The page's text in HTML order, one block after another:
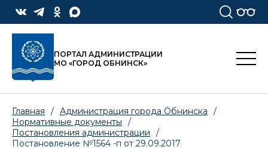
ПОРТАЛ АДМИНИСТРАЦИИ
МО «ГОРОД ОБНИНСК»
Главная / Администрация города Обнинска
/
Нормативные документы
/
Постановления администрации
/
Постановление №1564 -п от 29.09.2017